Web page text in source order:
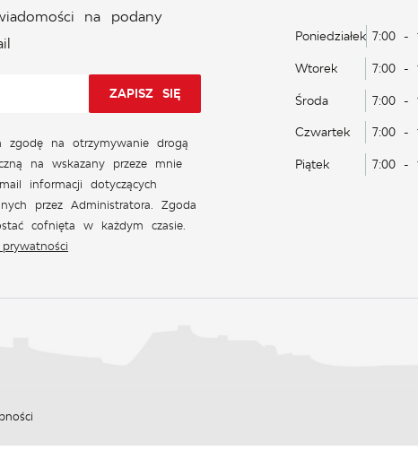
na podany
zgodę na otrzymywanie drogą
na wskazany przeze mnie
informacji dotyczących
przez Administratora. Zgoda
cofnięta w każdym czasie.
Poniedziałek 7:00 -
Wtorek 7:00 -
Środa 7:00 -
Czwartek 7:00 -
Piątek 7:00 -